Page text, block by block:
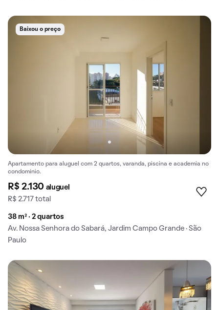
Baixou o preço
Apartamento para aluguel com 2 quartos, varanda, piscina e academia no
condomínio.
R$ 2.130 aluguel
R$ 2.717 total
38 m² · 2 quartos
Av. Nossa Senhora do Sabará, Jardim Campo Grande · São
Paulo